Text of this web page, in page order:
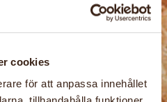
cookies
för att anpassa innehållet